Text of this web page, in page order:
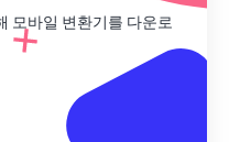
모바일 변환기를 다운로